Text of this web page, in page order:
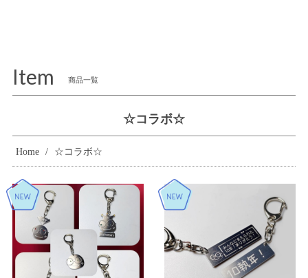
Item 商品一覧
☆コラボ☆
Home ☆コラボ☆